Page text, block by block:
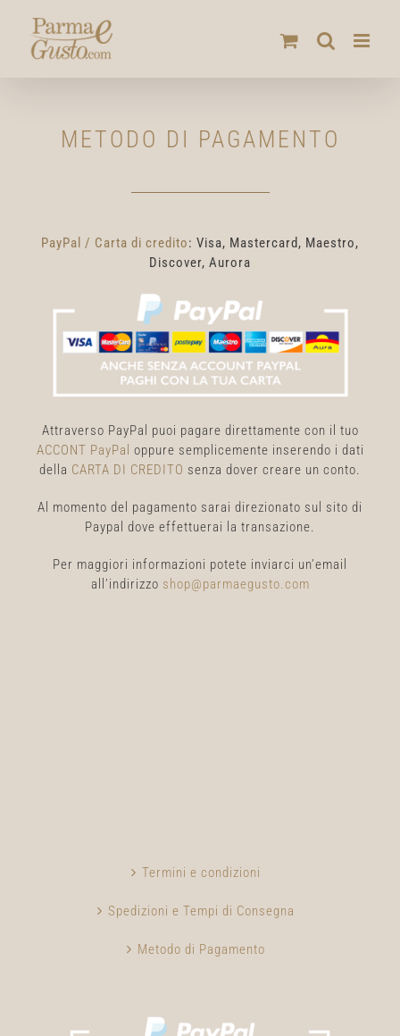
contenuto
METODO DI PAGAMENTO
PayPal / Carta di credito: Visa, Mastercard, Maestro,
Discover, Aurora
Attraverso PayPal puoi pagare direttamente con il tuo
ACCONT PayPal oppure semplicemente inserendo i dati
della CARTA DI CREDITO senza dover creare un conto.
Al momento del pagamento sarai direzionato sul sito di
Paypal dove effettuerai la transazione.
Per maggiori informazioni potete inviarci un’email
all’indirizzo shop@parmaegusto.com
Termini e condizioni
Spedizioni e Tempi di Consegna
Metodo di Pagamento